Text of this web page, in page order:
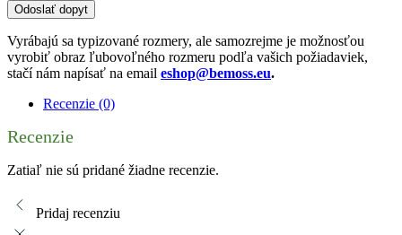
Odoslať dopyt
Vyrábajú sa typizované rozmery, ale samozrejme je možnosťou
vyrobiť obraz ľubovoľného rozmeru podľa vašich požiadaviek,
stačí nám napísať na email eshop@bemoss.eu.
Recenzie (0)
Recenzie
Zatiaľ nie sú pridané žiadne recenzie.
Pridaj recenziu